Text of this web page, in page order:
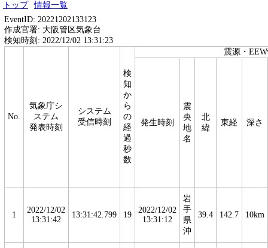
トップ
情報一覧
EventID: 20221202133123
作成官署: 大阪管区気象台
検知時刻: 2022/12/02 13:31:23
No.
気象庁シ
ステム
発表時刻
システム
受信時刻
検
知
か
ら
の
経
過
秒
数
震源・
発生時刻
震
央
地
名
北
緯
東経 深さ
1
2022/12/02
13:31:42
13:31:42.799 19
2022/12/02
13:31:12
岩
手
県
沖
39.4 142.7 10km